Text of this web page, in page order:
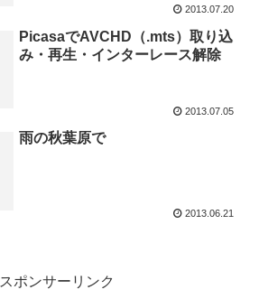
2013.07.20
PicasaでAVCHD（.mts）取り込
み・再生・インターレース解除
2013.07.05
雨の秋葉原で
2013.06.21
スポンサーリンク